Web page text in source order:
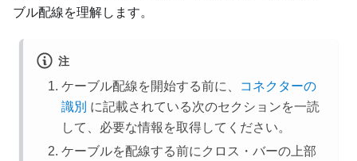
ブル配線を理解します。
注
ケーブル配線を開始する前に、
コネクターの
識別 に記載されている次のセクションを一読
して、必要な情報を取得してください。
ケーブルを配線する前にクロス・バーの上部